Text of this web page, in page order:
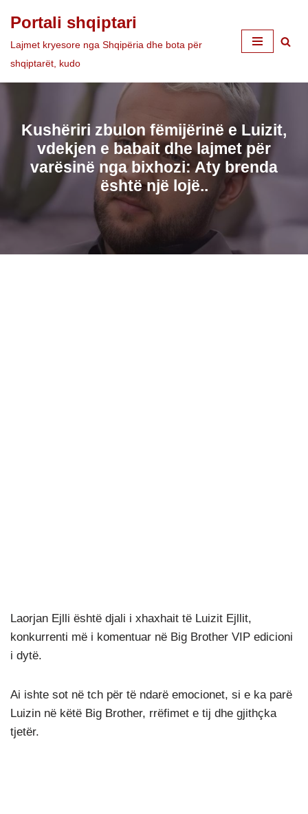
Skip
to
Portali shqiptari
Lajmet kryesore nga Shqipëria dhe bota për
shqiptarët, kudo
Kushëriri zbulon fëmijërinë e Luizit,
vdekjen e babait dhe lajmet për
varësinë nga bixhozi: Aty brenda
është një lojë..
Laorjan Ejlli është djali i xhaxhait të Luizit Ejllit,
konkurrenti më i komentuar në Big Brother VIP edicioni
i dytë.
Ai ishte sot në tch për të ndarë emocionet, si e ka parë
Luizin në këtë Big Brother, rrëfimet e tij dhe gjithçka
tjetër.